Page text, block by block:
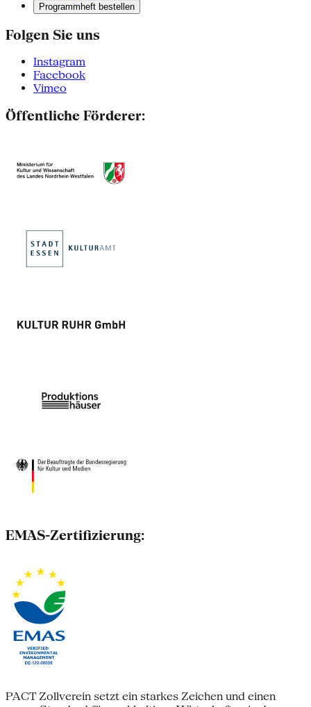
Programmheft bestellen
Folgen Sie uns
Instagram
Facebook
Vimeo
Öffentliche Förderer:
EMAS-Zertifizierung:
PACT Zollverein setzt ein starkes Zeichen und einen